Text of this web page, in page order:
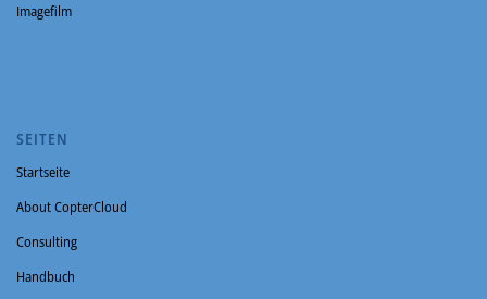
Imagefilm
SEITEN
Startseite
About CopterCloud
Consulting
Handbuch